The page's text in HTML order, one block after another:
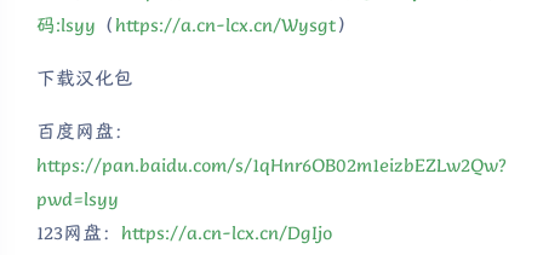
码:lsyy （ https://a.cn-lcx.cn/Wysgt）
下载汉化包
百度网盘：
https://pan.baidu.com/s/1qHnr6OB02m1eizbEZLw2Qw?
pwd=lsyy
123网盘： https://a.cn-lcx.cn/DgIjo